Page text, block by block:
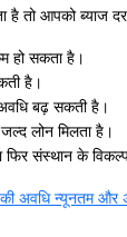
है तो आपको
हो सकता है।
है।
बढ़ सकती है।
लोन मिलता है।
फिर संस्थान के
अवधि न्यूनतम और